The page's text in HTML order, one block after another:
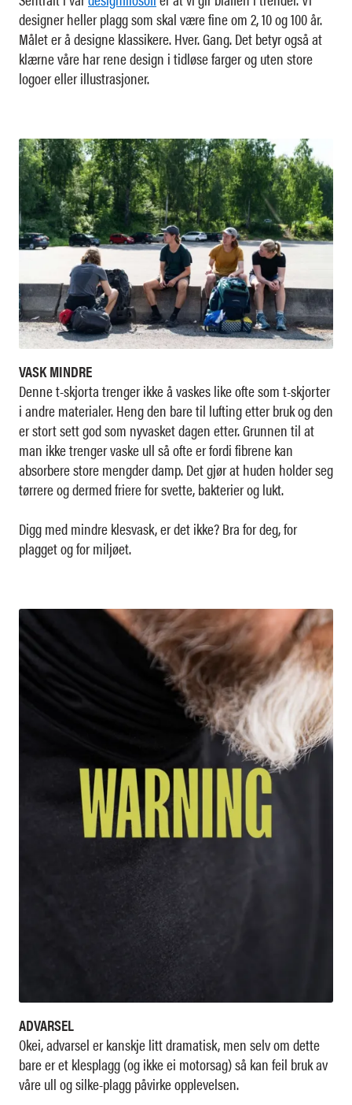
designer heller plagg som skal være fine om 2, 10 og 100 år.
Målet er å designe klassikere. Hver. Gang. Det betyr også at
klærne våre har rene design i tidløse farger og uten store
logoer eller illustrasjoner.
VASK MINDRE
Denne t-skjorta trenger ikke å vaskes like ofte som t-skjorter
i andre materialer. Heng den bare til lufting etter bruk og den
er stort sett god som nyvasket dagen etter. Grunnen til at
man ikke trenger vaske ull så ofte er fordi fibrene kan
absorbere store mengder damp. Det gjør at huden holder seg
tørrere og dermed friere for svette, bakterier og lukt.
Digg med mindre klesvask, er det ikke? Bra for deg, for
plagget og for miljøet.
ADVARSEL
Okei, advarsel er kanskje litt dramatisk, men selv om dette
bare er et klesplagg (og ikke ei motorsag) så kan feil bruk av
våre ull og silke-plagg påvirke opplevelsen.